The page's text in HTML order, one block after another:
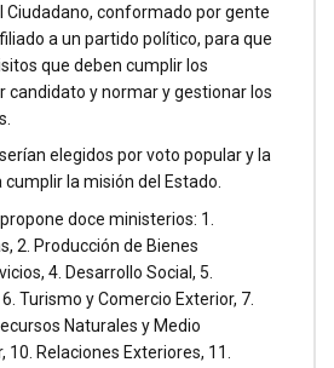
Ciudadano, conformado por gente
a un partido político, para que
que deben cumplir los
candidato y normar y gestionar los
elegidos por voto popular y la
la misión del Estado.
doce ministerios: 1.
2. Producción de Bienes
4. Desarrollo Social, 5.
Turismo y Comercio Exterior, 7.
Naturales y Medio
10. Relaciones Exteriores, 11.